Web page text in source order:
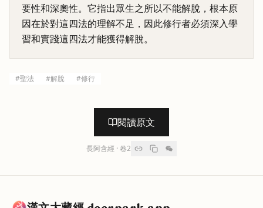
要性和深奧性。它指出眾生之所以不能解脫，根本原
因在於對這四法的理解不足，因此修行者必須深入學
習和實踐這四法才能獲得解脫。
#聖法 #解脫 #修行
閱讀原文
長阿含經 · 卷2